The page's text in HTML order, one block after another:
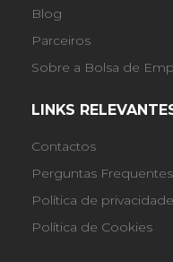
Blog
Parceiros
Sobre a Bolsa de
LINKS
Contactos
Perguntas Frequentes
Política de privacidade
Política de Cookies